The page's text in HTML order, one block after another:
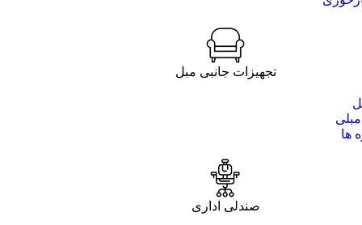
تجهیزات جانبی مبل
ها
صندلی اداری